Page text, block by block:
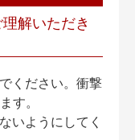
解いただき
ください。衝撃
す。
いようにしてく